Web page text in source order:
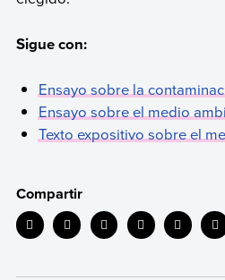
Sigue con:
Ensayo sobre la
Ensayo sobre el medio
Texto expositivo sobre el
Compartir